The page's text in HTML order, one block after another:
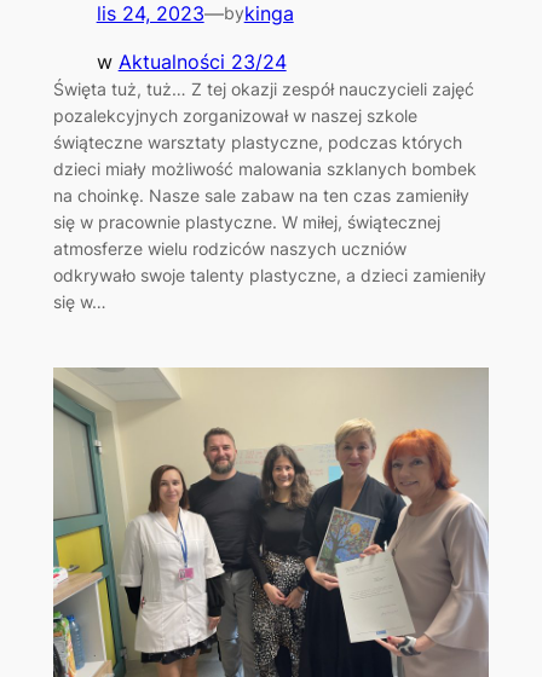
lis 24, 2023—bykinga
w Aktualności 23/24
Święta tuż, tuż… Z tej okazji zespół nauczycieli zajęć
pozalekcyjnych zorganizował w naszej szkole
świąteczne warsztaty plastyczne, podczas których
dzieci miały możliwość malowania szklanych bombek
na choinkę. Nasze sale zabaw na ten czas zamieniły
się w pracownie plastyczne. W miłej, świątecznej
atmosferze wielu rodziców naszych uczniów
odkrywało swoje talenty plastyczne, a dzieci zamieniły
się w…